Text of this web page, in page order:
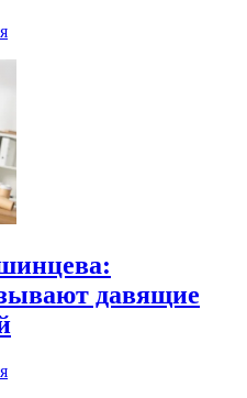
давящие